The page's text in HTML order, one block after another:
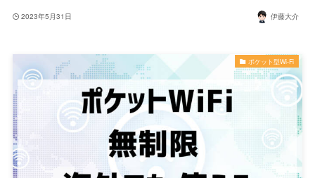
2023年5月31日 伊藤大介
ポケット型Wi-Fi